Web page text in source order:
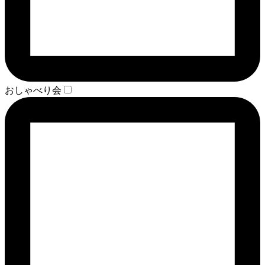
おしゃべり会